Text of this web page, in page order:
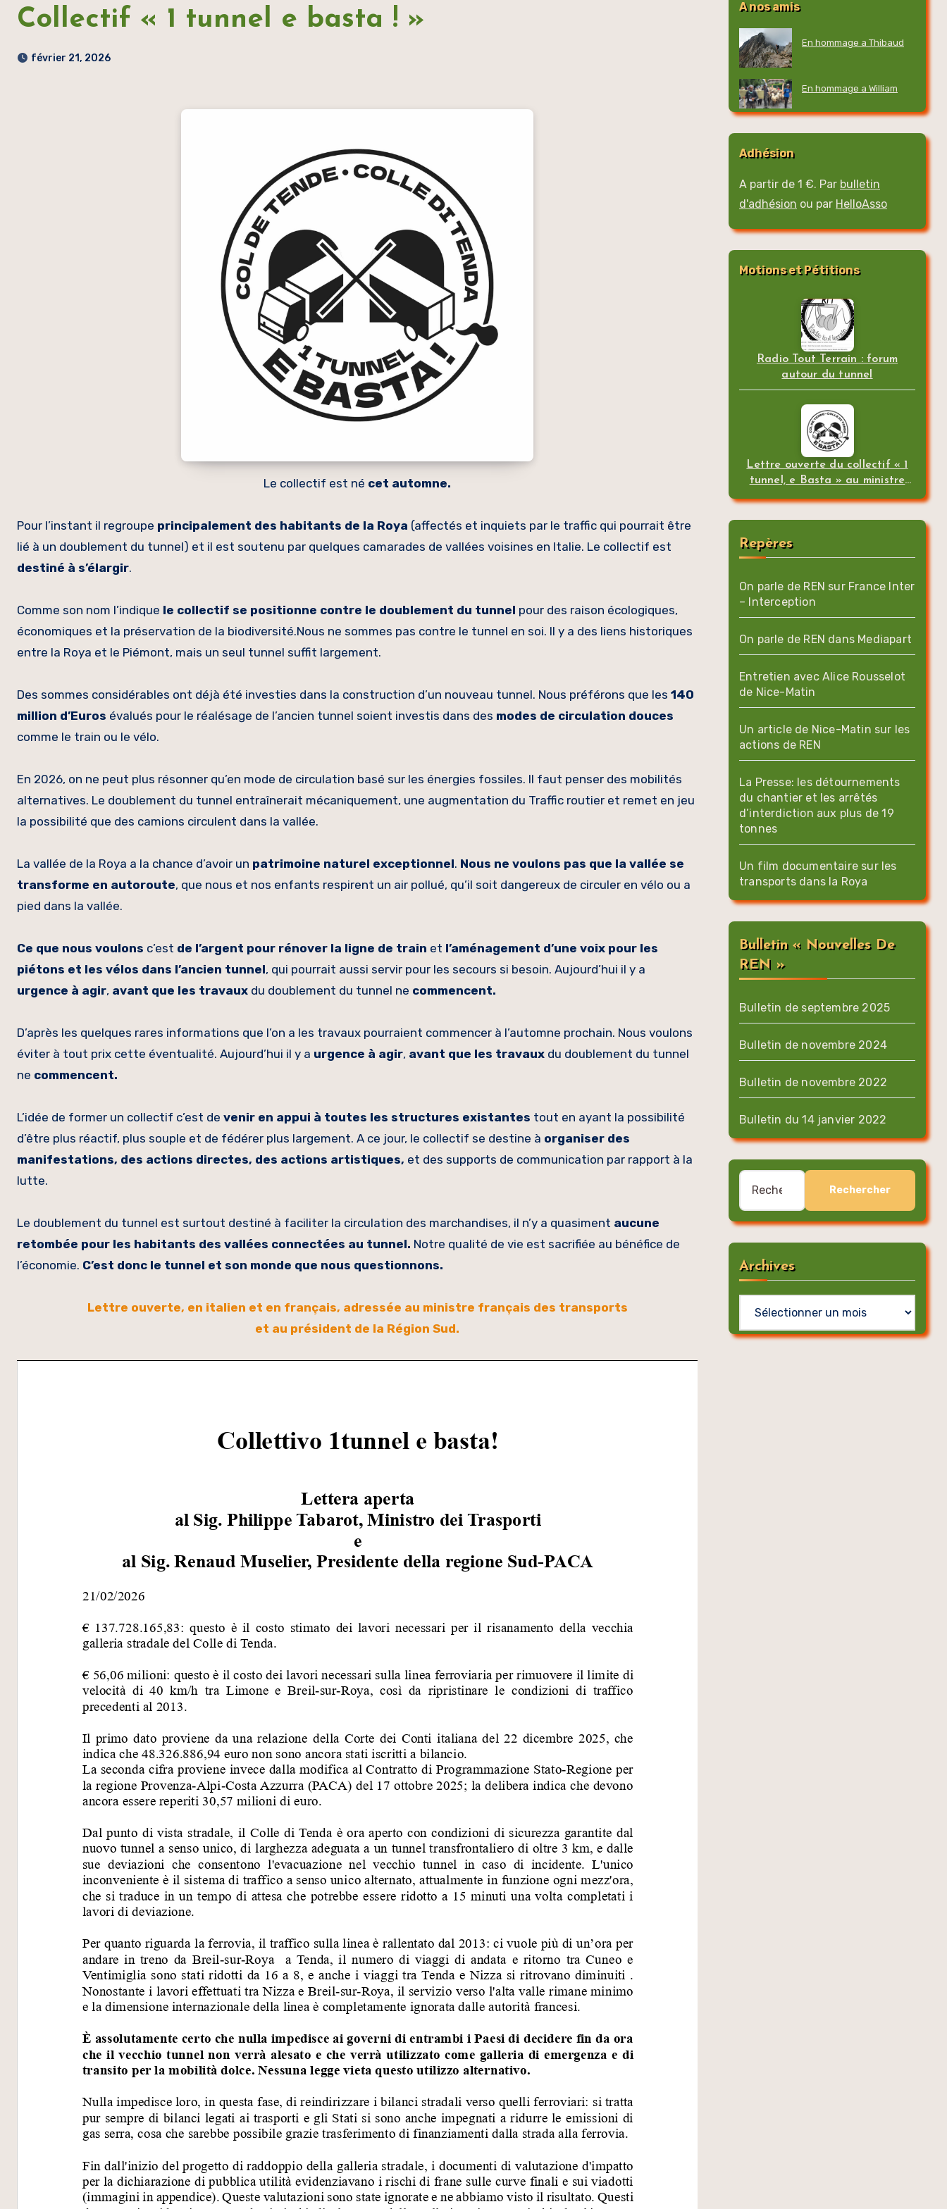
Collectif « 1 tunnel e basta ! »
février 21, 2026
Le collectif est né cet automne.
Pour l’instant il regroupe principalement des habitants de la Roya (affectés et inquiets par le traffic qui pourrait être
lié à un doublement du tunnel) et il est soutenu par quelques camarades de vallées voisines en Italie. Le collectif est
destiné à s’élargir.
Comme son nom l’indique le collectif se positionne contre le doublement du tunnel pour des raison écologiques,
économiques et la préservation de la biodiversité.Nous ne sommes pas contre le tunnel en soi. Il y a des liens historiques
entre la Roya et le Piémont, mais un seul tunnel suffit largement.
Des sommes considérables ont déjà été investies dans la construction d’un nouveau tunnel. Nous préférons que les 140
million d’Euros évalués pour le réalésage de l’ancien tunnel soient investis dans des modes de circulation douces
comme le train ou le vélo.
En 2026, on ne peut plus résonner qu’en mode de circulation basé sur les énergies fossiles. Il faut penser des mobilités
alternatives. Le doublement du tunnel entraînerait mécaniquement, une augmentation du Traffic routier et remet en jeu
la possibilité que des camions circulent dans la vallée.
La vallée de la Roya a la chance d’avoir un patrimoine naturel exceptionnel. Nous ne voulons pas que la vallée se
transforme en autoroute, que nous et nos enfants respirent un air pollué, qu’il soit dangereux de circuler en vélo ou a
pied dans la vallée.
Ce que nous voulons c’est de l’argent pour rénover la ligne de train et l’aménagement d’une voix pour les
piétons et les vélos dans l’ancien tunnel, qui pourrait aussi servir pour les secours si besoin. Aujourd’hui il y a
urgence à agir, avant que les travaux du doublement du tunnel ne commencent.
D’après les quelques rares informations que l’on a les travaux pourraient commencer à l’automne prochain. Nous voulons
éviter à tout prix cette éventualité. Aujourd’hui il y a urgence à agir, avant que les travaux du doublement du tunnel
ne commencent.
L’idée de former un collectif c’est de venir en appui à toutes les structures existantes tout en ayant la possibilité
d’être plus réactif, plus souple et de fédérer plus largement. A ce jour, le collectif se destine à organiser des
manifestations, des actions directes, des actions artistiques, et des supports de communication par rapport à la
lutte.
Le doublement du tunnel est surtout destiné à faciliter la circulation des marchandises, il n’y a quasiment aucune
retombée pour les habitants des vallées connectées au tunnel. Notre qualité de vie est sacrifiée au bénéfice de
l’économie. C’est donc le tunnel et son monde que nous questionnons.
Lettre ouverte, en italien et en français, adressée au ministre français des transports
et au président de la Région Sud.
A nos amis
En hommage a Thibaud
En hommage a William
Adhésion
A partir de 1 €. Par bulletin
d'adhésion ou par HelloAsso
Motions et Pétitions
Radio Tout Terrain : forum
autour du tunnel
Lettre ouverte du collectif « 1
tunnel, e Basta » au ministre
Repères
On parle de REN sur France Inter
– Interception
On parle de REN dans Mediapart
Entretien avec Alice Rousselot
de Nice-Matin
Un article de Nice-Matin sur les
actions de REN
La Presse: les détournements
du chantier et les arrêtés
d’interdiction aux plus de 19
tonnes
Un film documentaire sur les
transports dans la Roya
Bulletin « Nouvelles De
REN »
Bulletin de septembre 2025
Bulletin de novembre 2024
Bulletin de novembre 2022
Bulletin du 14 janvier 2022
Rechercher :
Archives